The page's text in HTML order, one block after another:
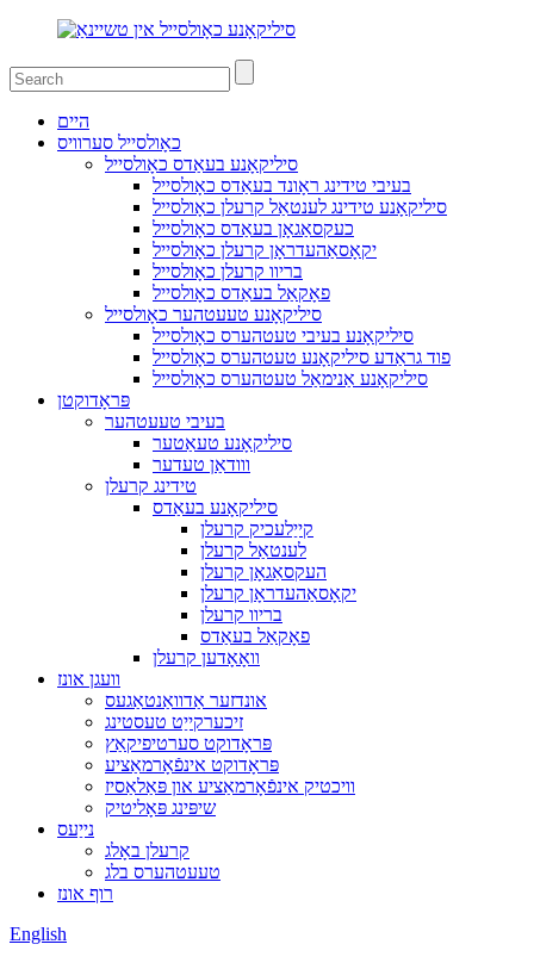
היים
כאָולסייל סערוויס
סיליקאָנע בעאַדס כאָולסייל
בעיבי טידינג ראָונד בעאַדס כאָולסייל
סיליקאָנע טידינג לענטאַל קרעלן כאָולסייל
כעקסאַגאָן בעאַדס כאָולסייל
יקאָסאַהעדראָן קרעלן כאָולסייל
בריוו קרעלן כאָולסייל
פאָקאַל בעאַדס כאָולסייל
סיליקאָנע טעעטהער כאָולסייל
סיליקאָנע בעיבי טעטהערס כאָולסייל
פוד גראַדע סיליקאָנע טעטהערס כאָולסייל
סיליקאָנע אַנימאַל טעטהערס כאָולסייל
פּראָדוקטן
בעיבי טעעטהער
סיליקאָנע טעאַטער
ווודאַן טעדער
טידינג קרעלן
סיליקאָנע בעאַדס
קייַלעכיק קרעלן
לענטאַל קרעלן
העקסאַגאָן קרעלן
יקאָסאַהעדראָן קרעלן
בריוו קרעלן
פאָקאַל בעאַדס
וואָאָדען קרעלן
וועגן אונז
אונדזער אַדוואַנטאַגעס
זיכערקייַט טעסטינג
פּראָדוקט סערטיפיקאַץ
פּראָדוקט אינפֿאָרמאַציע
וויכטיק אינפֿאָרמאַציע און פּאַלאַסיז
שיפּינג פּאָליטיק
נייַעס
קרעלן באָלג
טעעטהערס בלג
רוף אונז
English